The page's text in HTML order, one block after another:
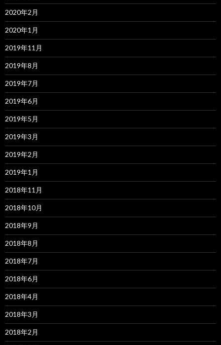
2020年2月
2020年1月
2019年11月
2019年8月
2019年7月
2019年6月
2019年5月
2019年3月
2019年2月
2019年1月
2018年11月
2018年10月
2018年9月
2018年8月
2018年7月
2018年6月
2018年4月
2018年3月
2018年2月